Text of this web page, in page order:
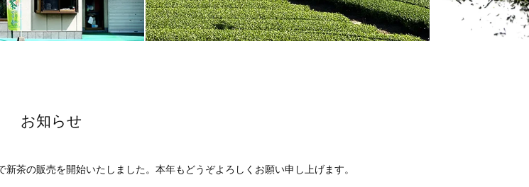
お知らせ
茶の販売を開始いたしました。本年もどうぞよろしくお願い申し上げます。